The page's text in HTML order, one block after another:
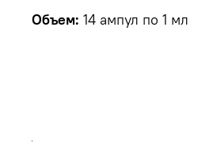
Объем: 14 ампул по 1 мл